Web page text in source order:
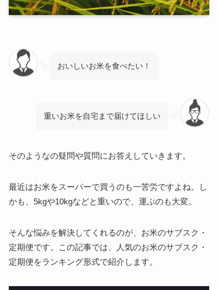
おいしいお米を食べたい！
重いお米を自宅まで届けてほしい
そのようなの疑問や質問にお答えしていきます。
最近はお米をスーパーで買うのも一苦労ですよね。し
かも、5kgや10kgなどと重いので、運ぶのも大変。
そんな悩みを解決してくれるのが、お米のサブスク・
定期便です。この記事では、人気のお米のサブスク・
定期便をランキング形式で紹介します。